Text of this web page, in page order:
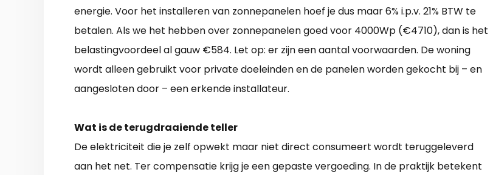
energie. Voor het installeren van zonnepanelen hoef je dus maar 6% i.p.v. 21% BTW te
betalen. Als we het hebben over zonnepanelen goed voor 4000Wp (€4710), dan is het
belastingvoordeel al gauw €584. Let op: er zijn een aantal voorwaarden. De woning
wordt alleen gebruikt voor private doeleinden en de panelen worden gekocht bij – en
aangesloten door – een erkende installateur.
Wat is de terugdraaiende teller
De elektriciteit die je zelf opwekt maar niet direct consumeert wordt teruggeleverd
aan het net. Ter compensatie krijg je een gepaste vergoeding. In de praktijk betekent